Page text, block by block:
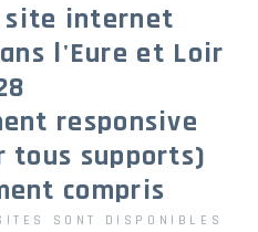
site internet
l'Eure et Loir
responsive
tous supports)
compris
SONT DISPONIBLES